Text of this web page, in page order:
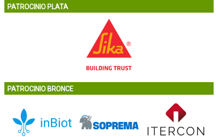
PATROCINIO PLATA
PATROCINIO BRONCE